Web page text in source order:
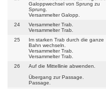
Galoppwechsel von Sprung zu
Sprung.
Versammelter Galopp.
24
Versammelter Trab.
Versammelter Trab.
25
Im starken Trab durch die ganze
Bahn wechseln.
Versammelter Trab.
Versammelter Trab.
26
Auf die Mittellinie abwenden.
Übergang zur Passage.
Passage.